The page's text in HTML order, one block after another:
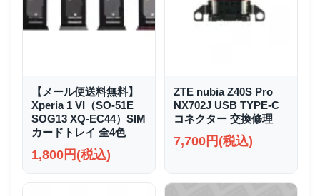
【メール便送料無料】
Xperia 1 VI（SO-51E
SOG13 XQ-EC44）SIM
カードトレイ 全4色
1,800円(税込)
ZTE nubia Z40S Pro
NX702J USB TYPE-C
コネクター 交換修理
7,700円(税込)